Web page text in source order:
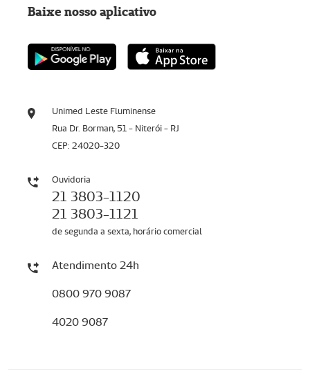
Unimed Leste Fluminense
Rua Dr. Borman, 51 - Niterói - RJ
CEP: 24020-320
Ouvidoria
21 3803-1120
21 3803-1121
de segunda a sexta, horário comercial
Atendimento 24h
0800 970 9087
4020 9087
Baixe nosso aplicativo